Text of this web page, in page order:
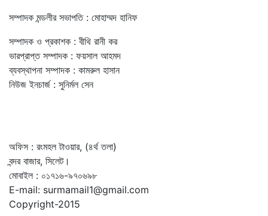
সম্পাদক মন্ডলীর সভাপতি : মোহাম্মদ হানিফ
সম্পাদক ও প্রকাশক : বীথি রানী কর
ভারপ্রাপ্ত সম্পাদক : ফয়সাল আহমদ
ব্যবস্থাপনা সম্পাদক : কামরুল হাসান
নিউজ ইনচার্জ : সুনির্মল সেন
অফিস : রংমহল টাওয়ার, (৪র্থ তলা)
বন্দর বাজার, সিলেট।
মোবাইল : ০১৭১৬-৯৭০৬৯৮
E-mail: surmamail1@gmail.com
Copyright-2015